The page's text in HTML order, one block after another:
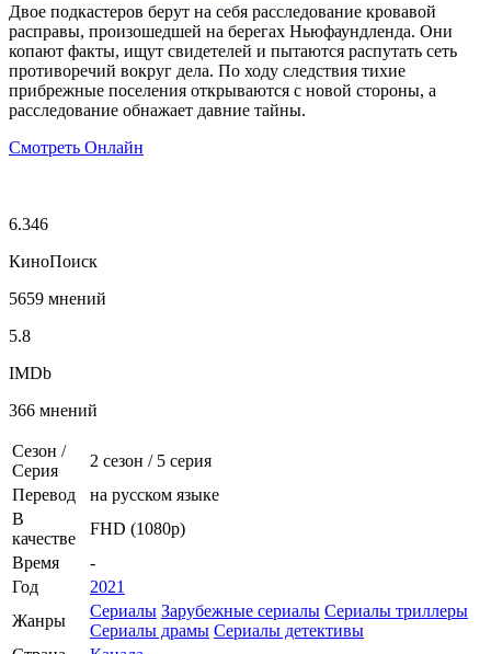
Двое подкастеров берут на себя расследование кровавой
расправы, произошедшей на берегах Ньюфаундленда. Они
копают факты, ищут свидетелей и пытаются распутать сеть
противоречий вокруг дела. По ходу следствия тихие
прибрежные поселения открываются с новой стороны, а
расследование обнажает давние тайны.
Смотреть Онлайн
6.346
КиноПоиск
5659 мнений
5.8
IMDb
366 мнений
Сезон /
Серия
2 сезон / 5 серия
Перевод
на русском языке
В
качестве
FHD (1080p)
Время
-
Год
2021
Жанры
Сериалы Зарубежные сериалы Сериалы триллеры
Сериалы драмы Сериалы детективы